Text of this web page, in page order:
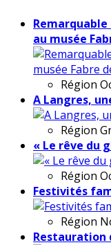
au musée
Région
A Langres,
Région
« Le rêve du
Région
Festivités
Région
Restauration